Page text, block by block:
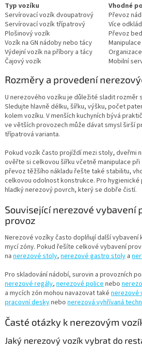
Typ vozíku
Vhodné
Servírovací vozík dvoupatrový
Převoz
Servírovací vozík třípatrový
Více
Plošinový vozík
Převoz
Vozík na GN nádoby nebo tácy
Výdejní vozík na příbory a tácy
Čajový vozík
Mobilní
Rozměry a provedení
U nerezového vozíku je důležité sladit rozměr
Sledujte hlavně délku, šířku, výšku, počet
kolem vozíku. V menších kuchyních bývá
ve větších provozech může dávat smysl širší
třípatrová varianta.
Pokud vozík často projíždí mezi stoly, dveřmi
ověřte si celkovou šířku včetně manipulace při
převoz těžšího nákladu řešte také stabilitu,
celkovou odolnost konstrukce. Pro
hladký nerezový povrch, který se dobře čistí.
Související nerezové vybavení
provoz
Nerezové vozíky často doplňují další vybavení
mycí zóny. Pokud řešíte celkové vybavení
na nerezové stoly, nerezové gastro stoly a
Pro skladování nádobí, surovin a provozních
nerezové regály, nerezové policenebo
a mycích zón mohou navazovat také nerezové
pracovní deskynebo nerezová vyhřívaná
Časté otázky k nerezovým
Jaký nerezový vozík vybrat do